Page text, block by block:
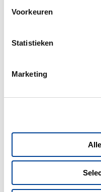
Voorkeuren
Statistieken
Marketing
Aanbieder